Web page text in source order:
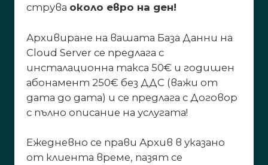
струва около евро на ден!
Архивиране на вашата База Данни на
Cloud Server се предлага с
инсталационна такса 50€ и годишен
абонамент 250€ без ДДС (важи от
дата до дата) и се предлага с Договор
с пълно описание на услугата!
Ежедневно се прави Архив в указано
от клиента време, пазят се